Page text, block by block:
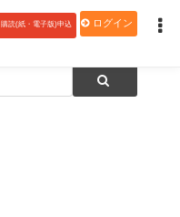
購読(紙・電子版)申込 ログイン